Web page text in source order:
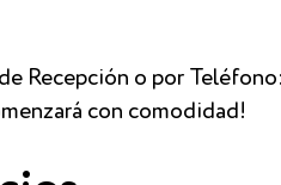
Recepción o por Teléfono:
con comodidad!